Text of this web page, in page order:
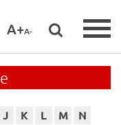
A+A-
J K L M
N